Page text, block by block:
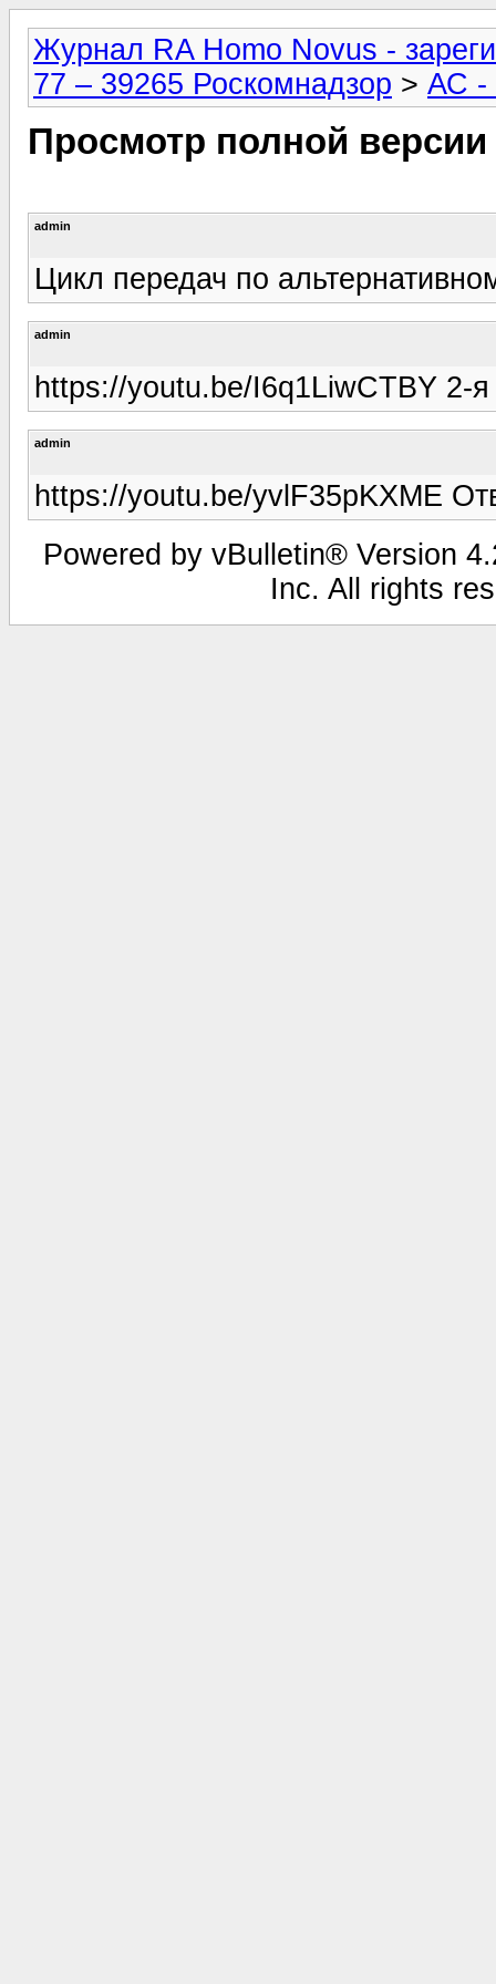
Журнал RA Homo Novus -
77 – 39265 Роскомнадзор > АС -
Просмотр полной
admin
Цикл передач по
admin
https://youtu.be/I6q1LiwCTBY 2-
admin
https://youtu.be/yvlF35pKXME
Powered by vBulletin® Version
Inc. All rights